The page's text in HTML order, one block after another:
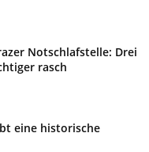
Notschlafstelle: Drei
rasch
eine historische